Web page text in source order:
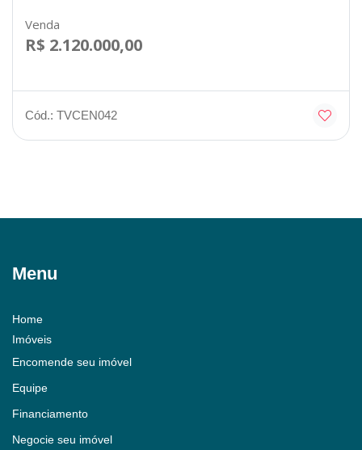
Venda
R$ 2.120.000,00
Cód.: TVCEN042
Menu
Home
Imóveis
Encomende seu imóvel
Equipe
Financiamento
Negocie seu imóvel